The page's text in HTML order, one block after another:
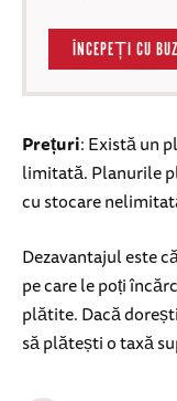
ÎNCEPEȚI CU
Prețuri: Există un
limitată. Planurile
cu stocare
Dezavantajul este
pe care le poți
plătite. Dacă
să plătești o taxă